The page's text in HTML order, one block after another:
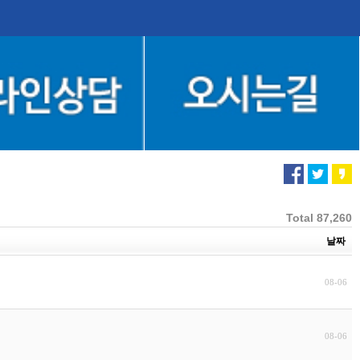
Total 87,260
날짜
08-06
08-06